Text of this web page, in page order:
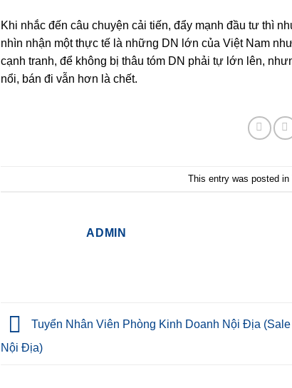
Khi nhắc đến câu chuyện cải tiến, đẩy mạnh đầu tư thì
nhìn nhận một thực tế là những DN lớn của Việt Nam
cạnh tranh, để không bị thâu tóm DN phải tự lớn lên,
nổi, bán đi vẫn hơn là chết.
This entry was posted in
ADMIN
Tuyển Nhân Viên Phòng Kinh Doanh Nội Địa (Sale
Nội Địa)